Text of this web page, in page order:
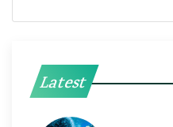
Latest